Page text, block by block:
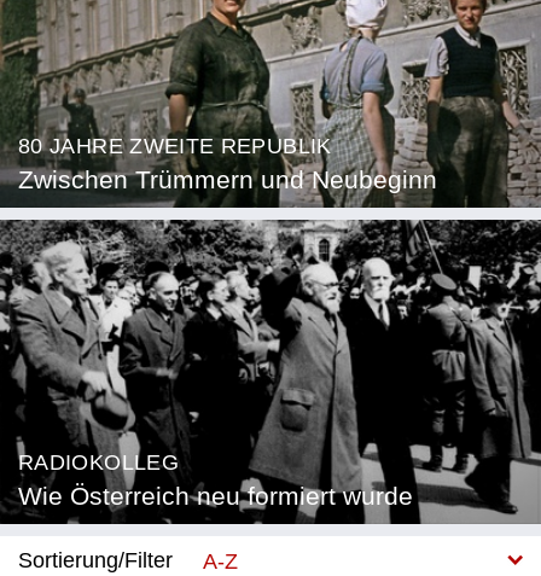
80 JAHRE ZWEITE REPUBLIK
Zwischen Trümmern und Neubeginn
RADIOKOLLEG
Wie Österreich neu formiert wurde
Sortierung/Filter
A-Z